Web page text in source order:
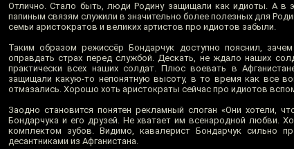
Отлично. Стало быть, люди Родину защищали как идиоты. А в
папиным связям служили в значительно более полезных для
семьи аристократов и великих артистов про идиотов забыли.
Таким образом режиссёр Бондарчук доступно пояснил,
оправдать страх перед службой. Дескать, не ждало наших
практически всех наших солдат. Плюс воевать в
защищали какую-то непонятную высоту, в то время как все
отмазались. Хорошо хоть аристократы сейчас про идиотов
Заодно становится понятен рекламный слоган «Они хотели,
Бондарчука и его друзей. Не хватает им всенародной любви.
комплектом зубов. Видимо, кавалерист Бондарчук сильно
десантниками из Афганистана.